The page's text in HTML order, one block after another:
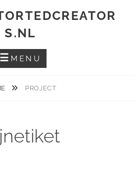
S.NL
MENU
PROJECT